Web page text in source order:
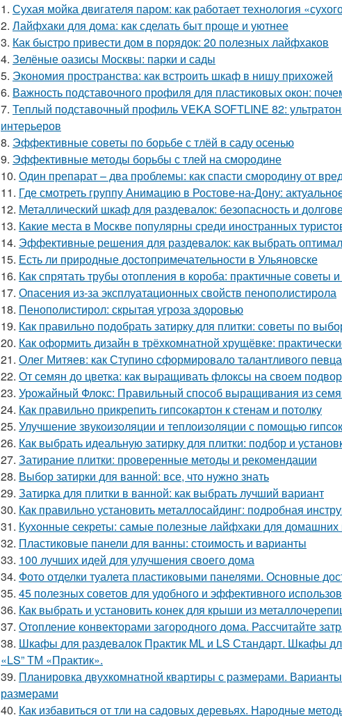
1. Сухая мойка двигателя паром: как работает технология
2. Лайфхаки для дома: как сделать быт проще и уютнее
3. Как быстро привести дом в порядок: 20 полезных лайфхаков
4. Зелёные оазисы Москвы: парки и сады
5. Экономия пространства: как встроить шкаф в нишу прихожей
6. Важность подставочного профиля для пластиковых окон:
7. Теплый подставочный профиль VEKA SOFTLINE 82:
интерьеров
8. Эффективные советы по борьбе с тлёй в саду осенью
9. Эффективные методы борьбы с тлей на смородине
10. Один препарат – два проблемы: как спасти смородину от
11. Где смотреть группу Анимацию в Ростове-на-Дону:
12. Металлический шкаф для раздевалок: безопасность и
13. Какие места в Москве популярны среди иностранных
14. Эффективные решения для раздевалок: как выбрать
15. Есть ли природные достопримечательности в Ульяновске
16. Как спрятать трубы отопления в короба: практичные советы
17. Опасения из-за эксплуатационных свойств пенополистирола
18. Пенополистирол: скрытая угроза здоровью
19. Как правильно подобрать затирку для плитки: советы по
20. Как оформить дизайн в трёхкомнатной хрущёвке:
21. Олег Митяев: как Ступино сформировало талантливого певца
22. От семян до цветка: как выращивать флоксы на своем
23. Урожайный Флокс: Правильный способ выращивания из
24. Как правильно прикрепить гипсокартон к стенам и потолку
25. Улучшение звукоизоляции и теплоизоляции с помощью
26. Как выбрать идеальную затирку для плитки: подбор и
27. Затирание плитки: проверенные методы и рекомендации
28. Выбор затирки для ванной: все, что нужно знать
29. Затирка для плитки в ванной: как выбрать лучший вариант
30. Как правильно установить металлосайдинг: подробная
31. Кухонные секреты: самые полезные лайфхаки для домашних
32. Пластиковые панели для ванны: стоимость и варианты
33. 100 лучших идей для улучшения своего дома
34. Фото отделки туалета пластиковыми панелями. Основные
35. 45 полезных советов для удобного и эффективного
36. Как выбрать и установить конек для крыши из
37. Отопление конвекторами загородного дома. Рассчитайте
38. Шкафы для раздевалок Практик ML и LS Стандарт. Шкафы
«LS” ТМ «Практик».
39. Планировка двухкомнатной квартиры с размерами.
размерами
40. Как избавиться от тли на садовых деревьях. Народные